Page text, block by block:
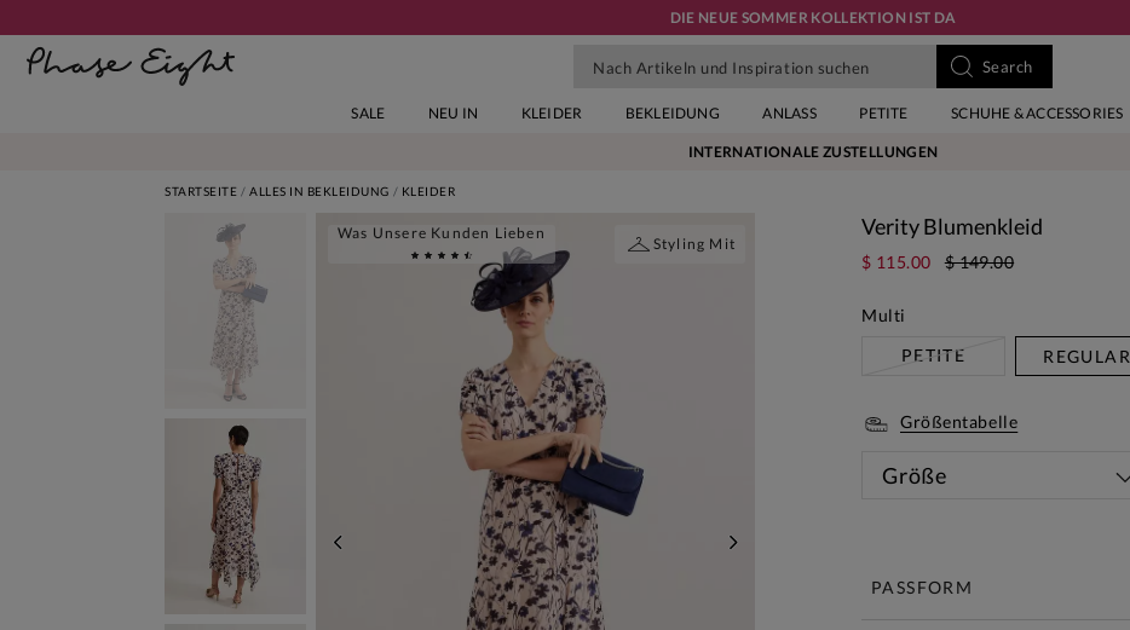
DIE NEUE SOMMER KOLLEKTION IST DA
SALE NEU IN KLEIDER BEKLEIDUNG ANLASS PETITE SCHUHE & ACCESSORIES
INTERNATIONALE ZUSTELLUNGEN
STARTSEITE ALLES IN BEKLEIDUNG KLEIDER
Was Unsere Kunden Lieben
Styling Mit
Verity Blumenkleid
$ 115.00 $ 149.00
Multi
PETITE
REGULAR
Größentabelle
Größe
PASSFORM